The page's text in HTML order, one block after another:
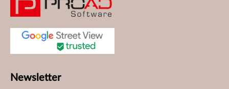
Newsletter